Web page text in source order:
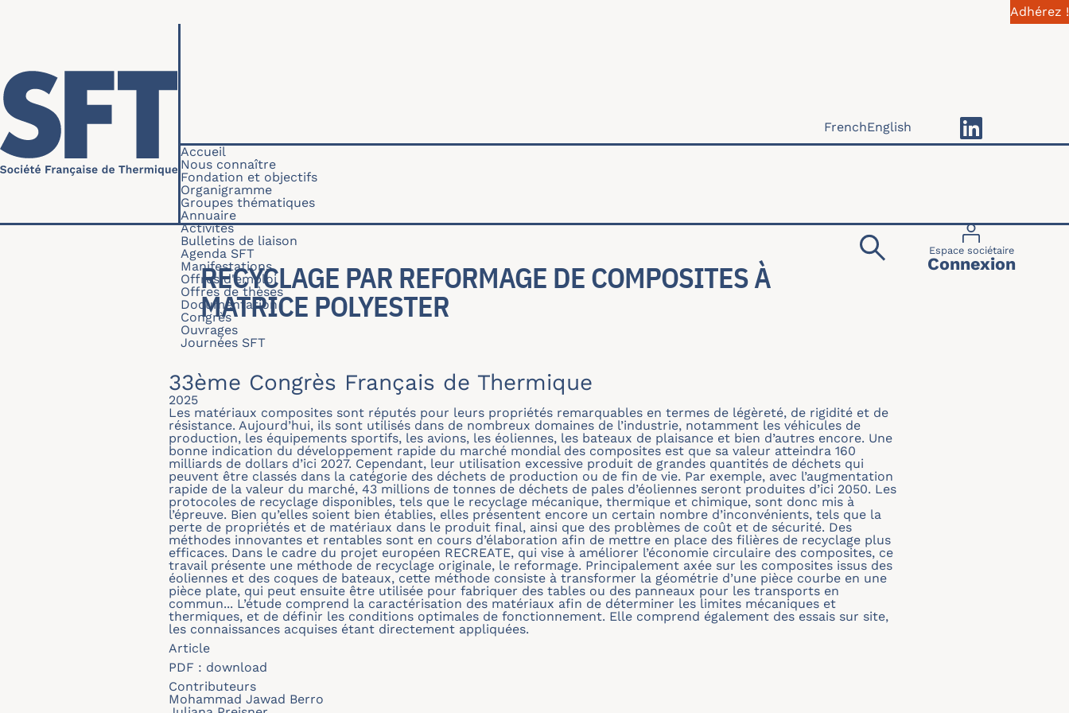
Adhérez !
Navigation principale
Accueil
Nous connaître
Fondation et objectifs
Organigramme
Groupes thématiques
Annuaire
Activités
Bulletins de liaison
Agenda SFT
Manifestations
Offres d'emploi
Offres de thèses
Documentation
Congrès
Ouvrages
Journées SFT
Menu du
Espace sociétaire
Connexion
FrenchEnglish
RECYCLAGE PAR REFORMAGE DE COMPOSITES À
MATRICE POLYESTER
33ème Congrès Français de Thermique
2025
Les matériaux composites sont réputés pour leurs propriétés remarquables en termes de légèreté, de rigidité et de
résistance. Aujourd’hui, ils sont utilisés dans de nombreux domaines de l’industrie, notamment les véhicules de
production, les équipements sportifs, les avions, les éoliennes, les bateaux de plaisance et bien d’autres encore. Une
bonne indication du développement rapide du marché mondial des composites est que sa valeur atteindra 160
milliards de dollars d’ici 2027. Cependant, leur utilisation excessive produit de grandes quantités de déchets qui
peuvent être classés dans la catégorie des déchets de production ou de fin de vie. Par exemple, avec l’augmentation
rapide de la valeur du marché, 43 millions de tonnes de déchets de pales d’éoliennes seront produites d’ici 2050. Les
protocoles de recyclage disponibles, tels que le recyclage mécanique, thermique et chimique, sont donc mis à
l’épreuve. Bien qu’elles soient bien établies, elles présentent encore un certain nombre d’inconvénients, tels que la
perte de propriétés et de matériaux dans le produit final, ainsi que des problèmes de coût et de sécurité. Des
méthodes innovantes et rentables sont en cours d’élaboration afin de mettre en place des filières de recyclage plus
efficaces. Dans le cadre du projet européen RECREATE, qui vise à améliorer l’économie circulaire des composites, ce
travail présente une méthode de recyclage originale, le reformage. Principalement axée sur les composites issus des
éoliennes et des coques de bateaux, cette méthode consiste à transformer la géométrie d’une pièce courbe en une
pièce plate, qui peut ensuite être utilisée pour fabriquer des tables ou des panneaux pour les transports en
commun... L’étude comprend la caractérisation des matériaux afin de déterminer les limites mécaniques et
thermiques, et de définir les conditions optimales de fonctionnement. Elle comprend également des essais sur site,
les connaissances acquises étant directement appliquées.
Article
PDF : download
Contributeurs
Mohammad Jawad Berro